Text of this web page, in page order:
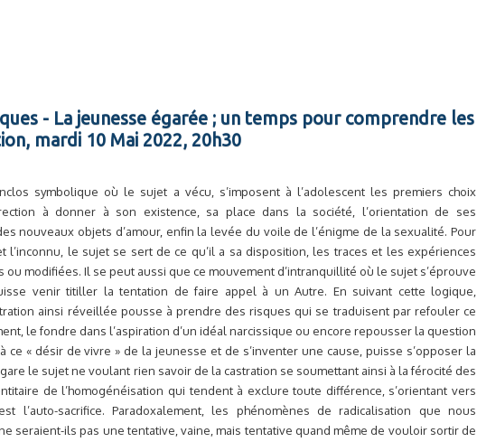
- La jeunesse égarée ; un temps pour comprendre les
mardi 10 Mai 2022, 20h30
symbolique où le sujet a vécu, s’imposent à l’adolescent les premiers choix
à donner à son existence, sa place dans la société, l’orientation de ses
nouveaux objets d’amour, enfin la levée du voile de l’énigme de la sexualité. Pour
l’inconnu, le sujet se sert de ce qu’il a sa disposition, les traces et les expériences
ou modifiées. Il se peut aussi que ce mouvement d’intranquillité où le sujet s’éprouve
venir titiller la tentation de faire appel à un Autre. En suivant cette logique,
ainsi réveillée pousse à prendre des risques qui se traduisent par refouler ce
le fondre dans l’aspiration d’un idéal narcissique ou encore repousser la question
ce « désir de vivre » de la jeunesse et de s’inventer une cause, puisse s’opposer la
le sujet ne voulant rien savoir de la castration se soumettant ainsi à la férocité des
de l’homogénéisation qui tendent à exclure toute différence, s’orientant vers
l’auto-sacrifice. Paradoxalement, les phénomènes de radicalisation que nous
seraient-ils pas une tentative, vaine, mais tentative quand même de vouloir sortir de